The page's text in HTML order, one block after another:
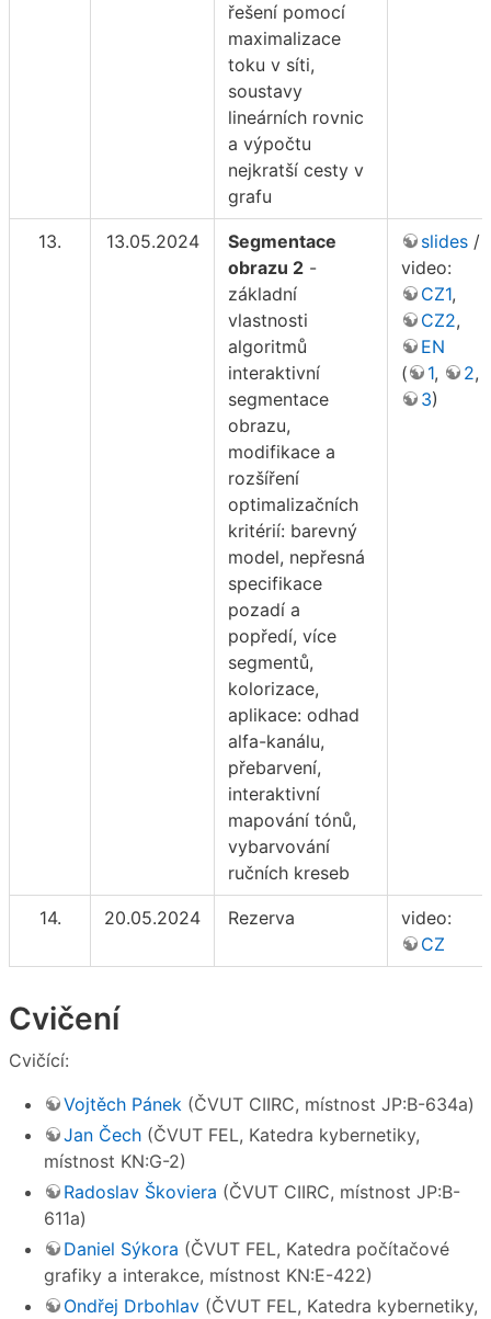
řešení pomocí
maximalizace
toku v síti,
soustavy
lineárních rovnic
a výpočtu
nejkratší cesty v
grafu
13. 13.05.2024
Segmentace
obrazu 2 -
základní
vlastnosti
algoritmů
interaktivní
segmentace
obrazu,
modifikace a
rozšíření
optimalizačních
kritérií: barevný
model, nepřesná
specifikace
pozadí a
popředí, více
segmentů,
kolorizace,
aplikace: odhad
alfa-kanálu,
přebarvení,
interaktivní
mapování tónů,
vybarvování
ručních kreseb
slides /
video:
CZ1,
CZ2,
EN
(
1, 2,
3)
14. 20.05.2024 Rezerva
video:
CZ
Cvičení
Cvičící:
Vojtěch Pánek (ČVUT CIIRC, místnost JP:B-634a)
Jan Čech (ČVUT FEL, Katedra kybernetiky,
místnost KN:G-2)
Radoslav Škoviera (ČVUT CIIRC, místnost JP:B-
611a)
Daniel Sýkora (ČVUT FEL, Katedra počítačové
grafiky a interakce, místnost KN:E-422)
Ondřej Drbohlav (ČVUT FEL, Katedra kybernetiky,